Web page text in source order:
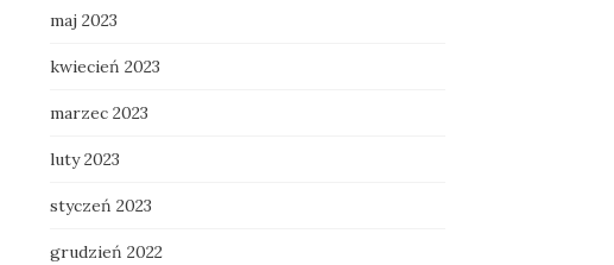
maj 2023
kwiecień 2023
marzec 2023
luty 2023
styczeń 2023
grudzień 2022